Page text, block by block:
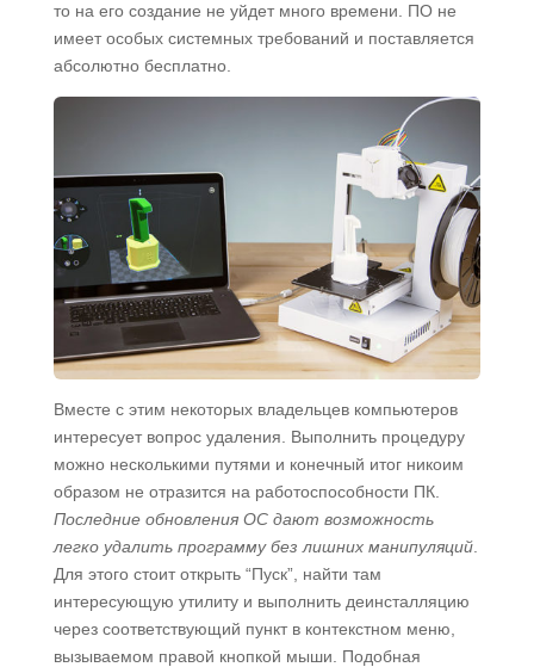
то на его создание не уйдет много времени. ПО не
имеет особых системных требований и поставляется
абсолютно бесплатно.
Вместе с этим некоторых владельцев компьютеров
интересует вопрос удаления. Выполнить процедуру
можно несколькими путями и конечный итог никоим
образом не отразится на работоспособности ПК.
Последние обновления ОС дают возможность
легко удалить программу без лишних манипуляций.
Для этого стоит открыть “Пуск”, найти там
интересующую утилиту и выполнить деинсталляцию
через соответствующий пункт в контекстном меню,
вызываемом правой кнопкой мыши. Подобная